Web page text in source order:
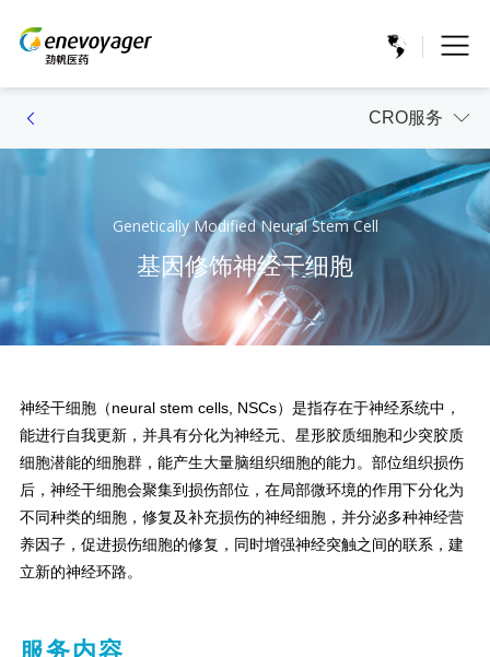
CRO服务
Genetically Modified Neural Stem Cell
基因修饰神经干细胞
神经干细胞（neural stem cells, NSCs）是指存在于神经系统中，
能进行自我更新，并具有分化为神经元、星形胶质细胞和少突胶质
细胞潜能的细胞群，能产生大量脑组织细胞的能力。部位组织损伤
后，神经干细胞会聚集到损伤部位，在局部微环境的作用下分化为
不同种类的细胞，修复及补充损伤的神经细胞，并分泌多种神经营
养因子，促进损伤细胞的修复，同时增强神经突触之间的联系，建
立新的神经环路。
服务内容